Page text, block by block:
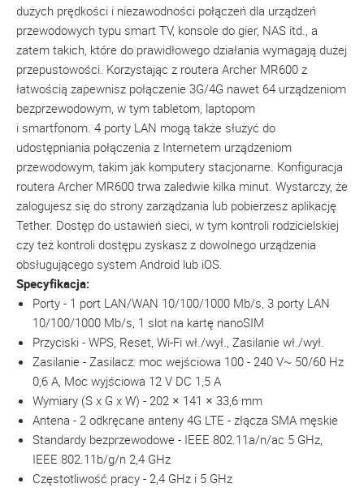
dużych prędkości i niezawodności połączeń dla urządzeń
przewodowych typu smart TV, konsole do gier, NAS itd., a
zatem takich, które do prawidłowego działania wymagają dużej
przepustowości. Korzystając z routera Archer MR600 z
łatwością zapewnisz połączenie 3G/4G nawet 64 urządzeniom
bezprzewodowym, w tym tabletom, laptopom
i smartfonom. 4 porty LAN mogą także służyć do
udostępniania połączenia z Internetem urządzeniom
przewodowym, takim jak komputery stacjonarne. Konfiguracja
routera Archer MR600 trwa zaledwie kilka minut. Wystarczy, że
zalogujesz się do strony zarządzania lub pobierzesz aplikację
Tether. Dostęp do ustawień sieci, w tym kontroli rodzicielskiej
czy też kontroli dostępu zyskasz z dowolnego urządzenia
obsługującego system Android lub iOS.
Specyfikacja:
Porty - 1 port LAN/WAN 10/100/1000 Mb/s, 3 porty LAN
10/100/1000 Mb/s, 1 slot na kartę nanoSIM
Przyciski - WPS, Reset, Wi-Fi wł./wył., Zasilanie wł./wył.
Zasilanie - Zasilacz: moc wejściowa 100 - 240 V~ 50/60 Hz
0,6 A, Moc wyjściowa 12 V DC 1,5 A
Wymiary (S x G x W) - 202 × 141 × 33,6 mm
Antena - 2 odkręcane anteny 4G LTE - złącza SMA męskie
Standardy bezprzewodowe - IEEE 802.11a/n/ac 5 GHz,
IEEE 802.11b/g/n 2,4 GHz
Częstotliwość pracy - 2,4 GHz i 5 GHz